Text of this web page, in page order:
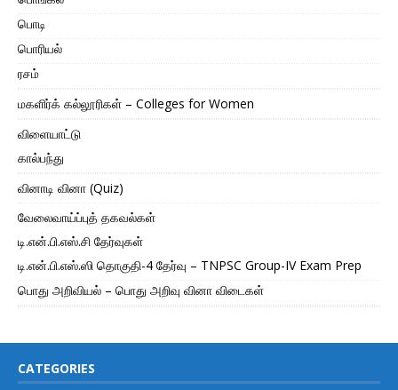
பொடி
பொரியல்
ரசம்
மகளிர்க் கல்லூரிகள் – Colleges for Women
விளையாட்டு
கால்பந்து
வினாடி வினா (Quiz)
வேலைவாய்ப்புத் தகவல்கள்
டி.என்.பி.எஸ்.சி தேர்வுகள்
டி.என்.பி.எஸ்.ஸி தொகுதி-4 தேர்வு – TNPSC Group-IV Exam Prep
பொது அறிவியல் – பொது அறிவு வினா விடைகள்
CATEGORIES